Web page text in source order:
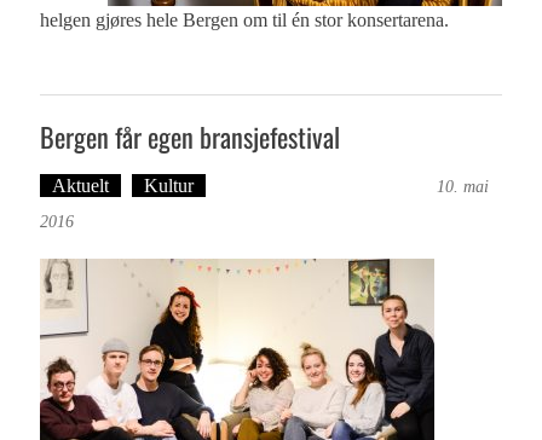
helgen gjøres hele Bergen om til én stor konsertarena.
Bergen får egen bransjefestival
Aktuelt Kultur
10. mai
2016